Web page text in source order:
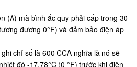
(A) mà bình ắc quy phải cấp trong 30
đương 0°F) và đảm bảo điện áp
chỉ số là 600 CCA nghĩa là nó sẽ
độ -17,78°C (0 °F) trước khi điện